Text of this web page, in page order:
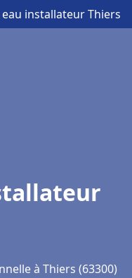
eau installateur Thiers
à Thiers (63300)